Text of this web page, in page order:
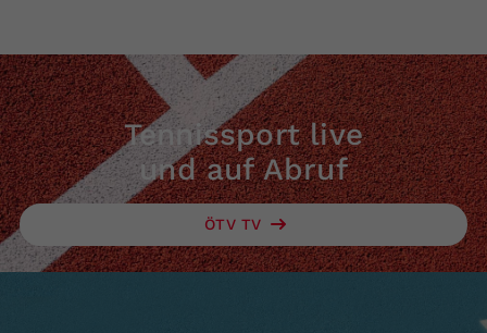
Tennissport live
und auf Abruf
ÖTV TV